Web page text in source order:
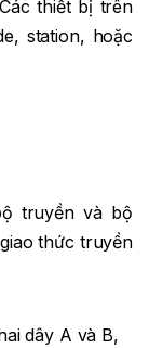
thiết bị trên
station, hoặc
truyền và bộ
thức truyền
dây A và B,